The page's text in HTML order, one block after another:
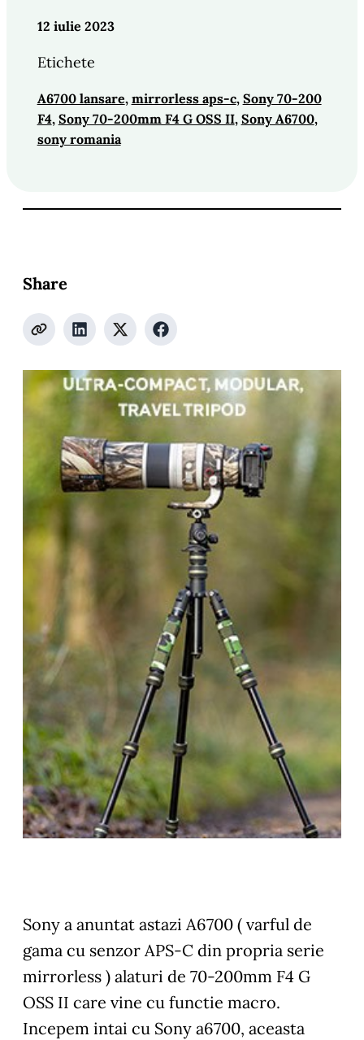
12 iulie 2023
Etichete
A6700 lansare, mirrorless aps-c, Sony 70-200
F4, Sony 70-200mm F4 G OSS II, Sony A6700 ,
sony romania
Share
Sony a anuntat astazi A6700 ( varful de
gama cu senzor APS-C din propria serie
mirrorless ) alaturi de 70-200mm F4 G
OSS II care vine cu functie macro.
Incepem intai cu Sony a6700, aceasta